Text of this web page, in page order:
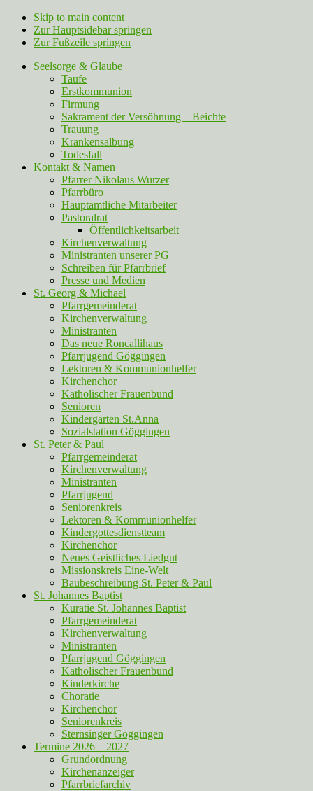
Skip to main content
Zur Hauptsidebar springen
Zur Fußzeile springen
Seelsorge & Glaube
Taufe
Erstkommunion
Firmung
Sakrament der Versöhnung – Beichte
Trauung
Krankensalbung
Todesfall
Kontakt & Namen
Pfarrer Nikolaus Wurzer
Pfarrbüro
Hauptamtliche Mitarbeiter
Pastoralrat
Öffentlichkeitsarbeit
Kirchenverwaltung
Ministranten unserer PG
Schreiben für Pfarrbrief
Presse und Medien
St. Georg & Michael
Pfarrgemeinderat
Kirchenverwaltung
Ministranten
Das neue Roncallihaus
Pfarrjugend Göggingen
Lektoren & Kommunionhelfer
Kirchenchor
Katholischer Frauenbund
Senioren
Kindergarten St.Anna
Sozialstation Göggingen
St. Peter & Paul
Pfarrgemeinderat
Kirchenverwaltung
Ministranten
Pfarrjugend
Seniorenkreis
Lektoren & Kommunionhelfer
Kindergottesdienstteam
Kirchenchor
Neues Geistliches Liedgut
Missionskreis Eine-Welt
Baubeschreibung St. Peter & Paul
St. Johannes Baptist
Kuratie St. Johannes Baptist
Pfarrgemeinderat
Kirchenverwaltung
Ministranten
Pfarrjugend Göggingen
Katholischer Frauenbund
Kinderkirche
Choratie
Kirchenchor
Seniorenkreis
Sternsinger Göggingen
Termine 2026 – 2027
Grundordnung
Kirchenanzeiger
Pfarrbriefarchiv